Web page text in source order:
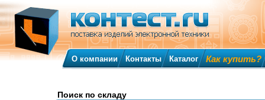
О компании Контакты Каталог Как купить?
Поиск по складу